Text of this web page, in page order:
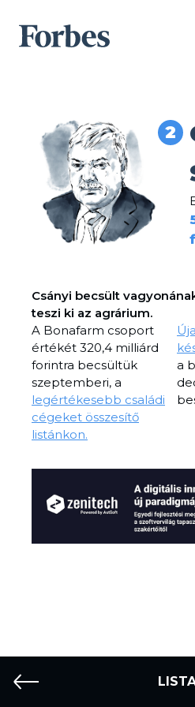
2
Csányi becsült
teszi ki az agrárium.
A Bonafarm csoport
értékét 320,4 milliárd
forintra becsültük
szeptemberi, a
legértékesebb családi
cégeket összesítő
listánkon.
a